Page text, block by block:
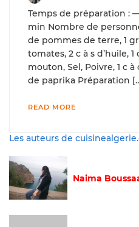
Temps de préparation :
min Nombre de
de pommes de terre, 1
tomates, 2 c à s d’huile,
mouton, Sel, Poivre, 1 c
de paprika Préparation
READ MORE
Les auteurs de
Naima